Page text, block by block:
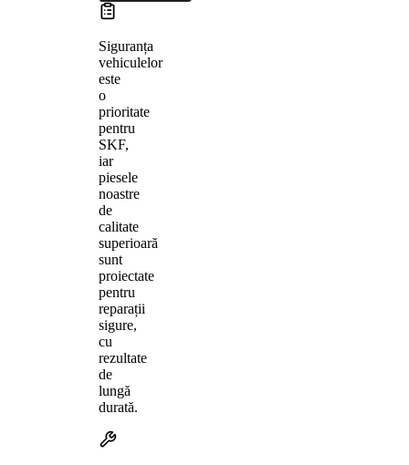
Siguranța
vehiculelor
este
o
prioritate
pentru
SKF,
iar
piesele
noastre
de
calitate
superioară
sunt
proiectate
pentru
reparații
sigure,
cu
rezultate
de
lungă
durată.